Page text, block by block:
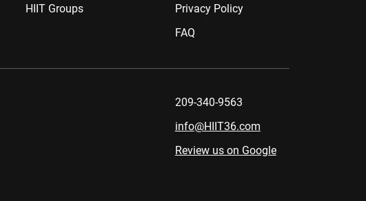
HIIT Groups
Privacy Policy
FAQ
209-340-9563
info@HIIT36.com
Review us on Google